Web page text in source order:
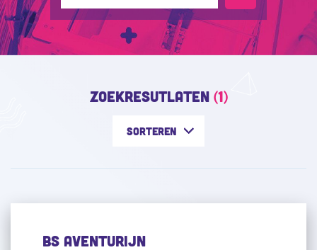
Zoekresutlaten (1)
Sorteren
BS Aventurijn